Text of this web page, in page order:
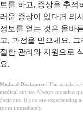
트를 하고, 증상을 추적
러운 증상이 있다면 의
정보를 얻는 것은 올바
고, 과정을 믿으세요.
절한 관리와 지원으로
요.
Medical Disclaimer: This article is
medical advice. Always consult a
decisions. If you are experiencing a
room immediately.